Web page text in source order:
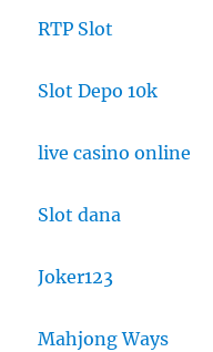
RTP Slot
Slot Depo 10k
live casino online
Slot dana
Joker123
Mahjong Ways